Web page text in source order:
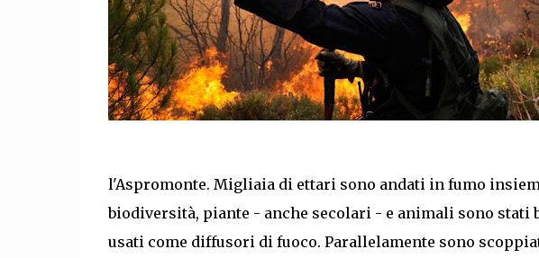
l'Aspromonte. Migliaia di ettari sono andati in fumo
biodiversità, piante - anche secolari - e animali sono stati
usati come diffusori di fuoco. Parallelamente sono